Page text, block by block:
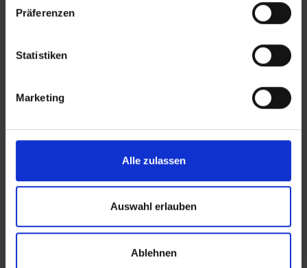
Präferenzen
Statistiken
Marketing
Alle zulassen
Auswahl erlauben
Ablehnen
Lünendonk Immobilien
Hochfeldstraße 71
Tel.: 0821 66097111
E-Mail:info@mli24.de
www.luenendonk-immobilien.de
Immobilienmakler in Augsburg